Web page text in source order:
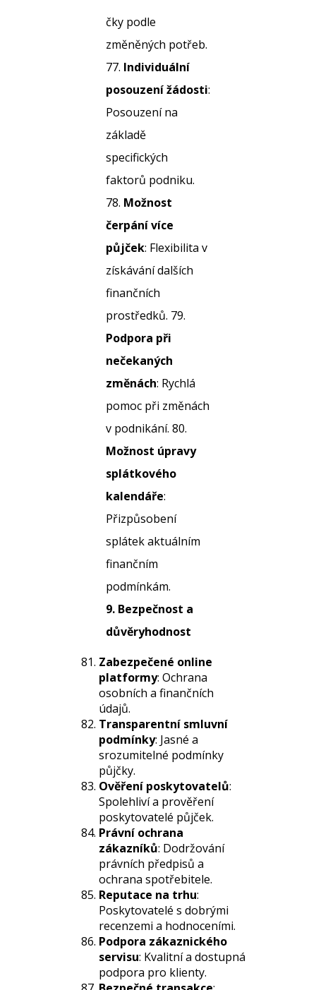
čky podle
změněných potřeb.
77. Individuální
posouzení žádosti:
Posouzení na
základě
specifických
faktorů podniku.
78. Možnost
čerpání více
půjček: Flexibilita v
získávání dalších
finančních
prostředků. 79.
Podpora při
nečekaných
změnách: Rychlá
pomoc při změnách
v podnikání. 80.
Možnost úpravy
splátkového
kalendáře:
Přizpůsobení
splátek aktuálním
finančním
podmínkám.
9. Bezpečnost a
důvěryhodnost
Zabezpečené online
platformy: Ochrana
osobních a finančních
údajů.
Transparentní smluvní
podmínky: Jasné a
srozumitelné podmínky
půjčky.
Ověření poskytovatelů:
Spolehliví a prověření
poskytovatelé půjček.
Právní ochrana
zákazníků: Dodržování
právních předpisů a
ochrana spotřebitele.
Reputace na trhu:
Poskytovatelé s dobrými
recenzemi a hodnoceními.
Podpora zákaznického
servisu: Kvalitní a dostupná
podpora pro klienty.